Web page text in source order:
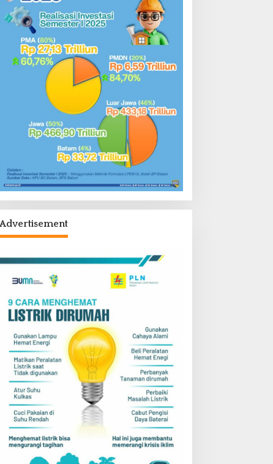
Advertisement